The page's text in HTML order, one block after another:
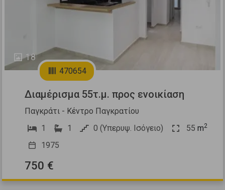
18
470654
Διαμέρισμα 55τ.μ. προς ενοικίαση
Παγκράτι - Κέντρο Παγκρατίου
1
1 0 (Υπερυψ. Ισόγειο) 55 m2
1975
750 €